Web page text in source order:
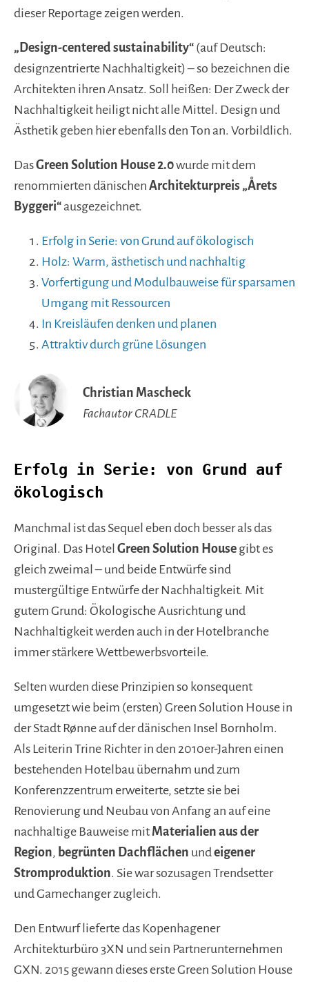
dieser Reportage zeigen werden.
„Design-centered sustainability“ (auf Deutsch:
designzentrierte Nachhaltigkeit) – so bezeichnen die
Architekten ihren Ansatz. Soll heißen: Der Zweck der
Nachhaltigkeit heiligt nicht alle Mittel. Design und
Ästhetik geben hier ebenfalls den Ton an. Vorbildlich.
DasGreen Solution House 2.0wurde mit dem
renommierten dänischen Architekturpreis „Årets
Byggeri“ ausgezeichnet.
Erfolg in Serie: von Grund auf ökologisch
Holz: Warm, ästhetisch und nachhaltig
Vorfertigung und Modulbauweise für sparsamen
Umgang mit Ressourcen
In Kreisläufen denken und planen
Attraktiv durch grüne Lösungen
Christian Mascheck
Fachautor CRADLE
Erfolg in Serie: von Grund auf
ökologisch
Manchmal ist das Sequel eben doch besser als das
Original. Das Hotel Green Solution House gibt es
gleich zweimal – und beide Entwürfe sind
mustergültige Entwürfe der Nachhaltigkeit. Mit
gutem Grund: Ökologische Ausrichtung und
Nachhaltigkeit werden auch in der Hotelbranche
immer stärkere Wettbewerbsvorteile.
Selten wurden diese Prinzipien so konsequent
umgesetzt wie beim (ersten) Green Solution House in
der Stadt Rønne auf der dänischen Insel Bornholm.
Als Leiterin Trine Richter in den 2010er-Jahren einen
bestehenden Hotelbau übernahm und zum
Konferenzzentrum erweiterte, setzte sie bei
Renovierung und Neubau von Anfang an auf eine
nachhaltige Bauweise mit Materialien aus der
Region, begrünten Dachflächen undeigener
Stromproduktion. Sie war sozusagen Trendsetter
und Gamechanger zugleich.
Den Entwurf lieferte das Kopenhagener
Architekturbüro 3XN und sein Partnerunternehmen
GXN. 2015 gewann dieses erste Green Solution House